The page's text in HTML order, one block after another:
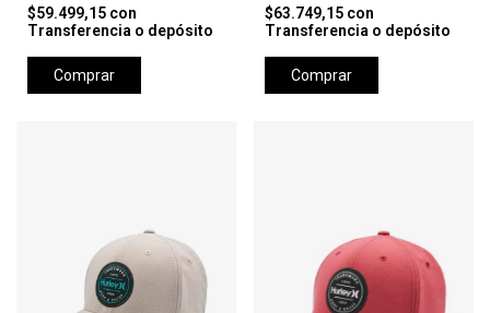
$59.499,15 con
Transferencia o depósito
Comprar
$63.749,15 con
Transferencia o depósito
Comprar